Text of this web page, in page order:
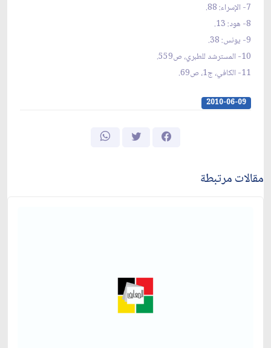
7- الإسراء: 88.
8- هود: 13.
9- يونس: 38.
10- المسترشد للطبري، ص559.
11- الكافي، ج1، ص69.
2010-06-09
مقالات مرتبطة